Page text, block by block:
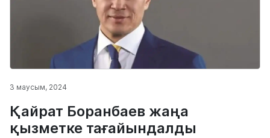
3 маусым, 2024
Қайрат Боранбаев жаңа
қызметке тағайындалды